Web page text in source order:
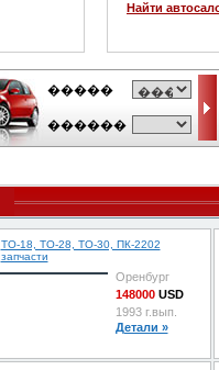
Найти
ТО-18, ТО-28, ТО-30, ПК-2202
запчасти
Оренбург
148000USD
1993 г.вып.
Детали »